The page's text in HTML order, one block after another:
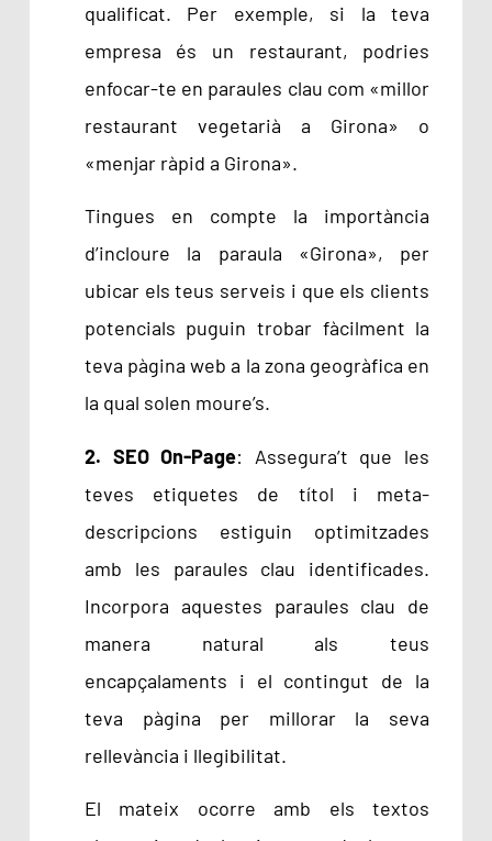
qualificat. Per exemple, si la teva
empresa és un restaurant, podries
enfocar-te en paraules clau com «millor
restaurant vegetarià a Girona» o
«menjar ràpid a Girona».
Tingues en compte la importància
d’incloure la paraula «Girona», per
ubicar els teus serveis i que els clients
potencials puguin trobar fàcilment la
teva pàgina web a la zona geogràfica en
la qual solen moure’s.
2. SEO On-Page: Assegura’t que les
teves etiquetes de títol i meta-
descripcions estiguin optimitzades
amb les paraules clau identificades.
Incorpora aquestes paraules clau de
manera natural als teus
encapçalaments i el contingut de la
teva pàgina per millorar la seva
rellevància i llegibilitat.
El mateix ocorre amb els textos